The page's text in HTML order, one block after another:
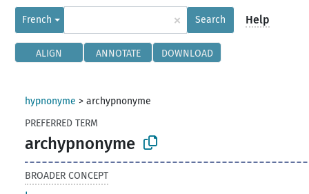
French × Search Help
ALIGN ANNOTATE DOWNLOAD
hypnonyme >archypnonyme
PREFERRED TERM
archypnonyme
BROADER CONCEPT